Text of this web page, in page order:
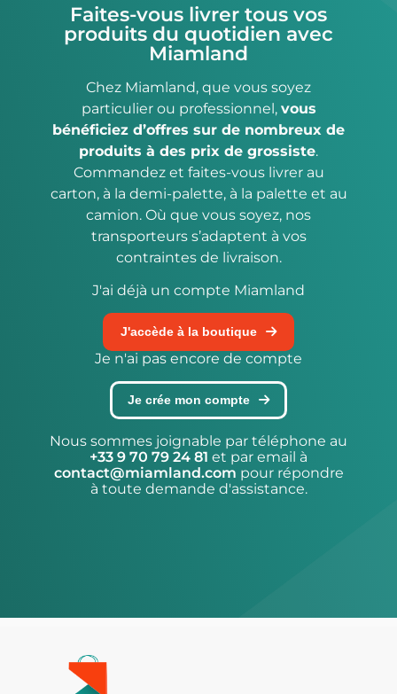
Faites-vous livrer tous vos
produits du quotidien avec
Miamland
Chez Miamland, que vous soyez
particulier ou professionnel, vous
bénéficiez d’offres sur de nombreux de
produits à des prix de grossiste.
Commandez et faites-vous livrer au
carton, à la demi-palette, à la palette et au
camion. Où que vous soyez, nos
transporteurs s’adaptent à vos
contraintes de livraison.
J'ai déjà un compte Miamland
J'accède à la boutique
Je n'ai pas encore de compte
Je crée mon compte
Nous sommes joignable par téléphone au
+33 9 70 79 24 81 et par email à
contact@miamland.com pour répondre
à toute demande d'assistance.